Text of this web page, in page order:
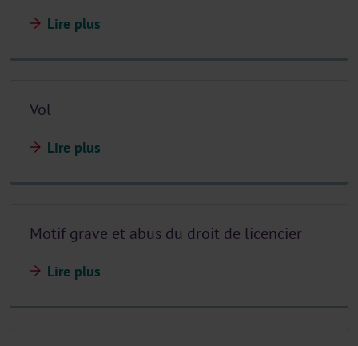
Lire plus
Vol
Lire plus
Motif grave et abus du droit de licencier
Lire plus